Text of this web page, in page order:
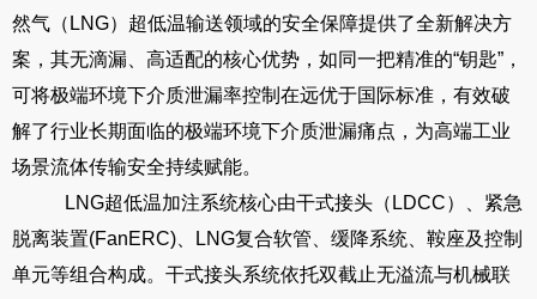
然气（LNG）超低温输送领域的安全保障提供了全新解决方
案，其无滴漏、高适配的核心优势，如同一把精准的“钥匙”，
可将极端环境下介质泄漏率控制在远优于国际标准，有效破
解了行业长期面临的极端环境下介质泄漏痛点，为高端工业
场景流体传输安全持续赋能。
LNG超低温加注系统核心由干式接头（LDCC）、紧急
脱离装置(FanERC)、LNG复合软管、缓降系统、鞍座及控制
单元等组合构成。干式接头系统依托双截止无溢流与机械联